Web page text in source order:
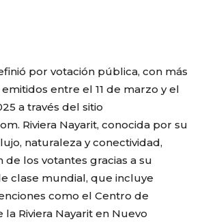
por votación pública, con más
entre el 11 de marzo y el
a través del sitio
Riviera Nayarit, conocida por su
naturaleza y conectividad,
de los votantes gracias a su
clase mundial, que incluye
como el Centro de
la Riviera Nayarit en Nuevo